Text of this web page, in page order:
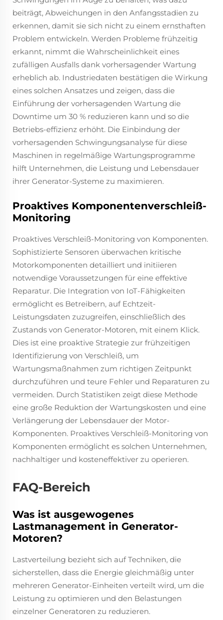
beiträgt, Abweichungen in den Anfangsstadien zu
erkennen, damit sie sich nicht zu einem ernsthaften
Problem entwickeln. Werden Probleme frühzeitig
erkannt, nimmt die Wahrscheinlichkeit eines
zufälligen Ausfalls dank vorhersagender Wartung
erheblich ab. Industriedaten bestätigen die Wirkung
eines solchen Ansatzes und zeigen, dass die
Einführung der vorhersagenden Wartung die
Downtime um 30 % reduzieren kann und so die
Betriebs-effizienz erhöht. Die Einbindung der
vorhersagenden Schwingungsanalyse für diese
Maschinen in regelmäßige Wartungsprogramme
hilft Unternehmen, die Leistung und Lebensdauer
ihrer Generator-Systeme zu maximieren.
Proaktives Komponentenverschleiß-
Monitoring
Proaktives Verschleiß-Monitoring von Komponenten.
Sophistizierte Sensoren überwachen kritische
Motorkomponenten detailliert und initiieren
notwendige Voraussetzungen für eine effektive
Reparatur. Die Integration von IoT-Fähigkeiten
ermöglicht es Betreibern, auf Echtzeit-
Leistungsdaten zuzugreifen, einschließlich des
Zustands von Generator-Motoren, mit einem Klick.
Dies ist eine proaktive Strategie zur frühzeitigen
Identifizierung von Verschleiß, um
Wartungsmaßnahmen zum richtigen Zeitpunkt
durchzuführen und teure Fehler und Reparaturen zu
vermeiden. Durch Statistiken zeigt diese Methode
eine große Reduktion der Wartungskosten und eine
Verlängerung der Lebensdauer der Motor-
Komponenten. Proaktives Verschleiß-Monitoring von
Komponenten ermöglicht es solchen Unternehmen,
nachhaltiger und kosteneffektiver zu operieren.
FAQ-Bereich
Was ist ausgewogenes
Lastmanagement in Generator-
Motoren?
Lastverteilung bezieht sich auf Techniken, die
sicherstellen, dass die Energie gleichmäßig unter
mehreren Generator-Einheiten verteilt wird, um die
Leistung zu optimieren und den Belastungen
einzelner Generatoren zu reduzieren.